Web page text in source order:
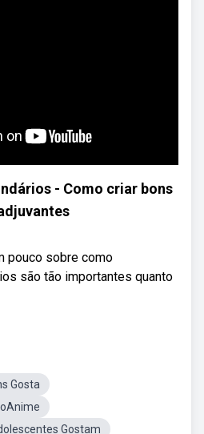
- Como criar bons
pouco sobre como
são tão importantes quanto
Gosta
Gostam